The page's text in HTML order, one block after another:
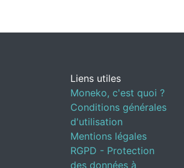
Liens utiles
Moneko, c'est quoi ?
Conditions générales
d'utilisation
Mentions légales
RGPD - Protection
des données à